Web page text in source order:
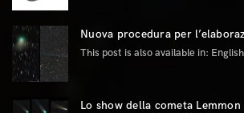
Nuova procedura per
This post is also available in:
Lo show della cometa Lemmon